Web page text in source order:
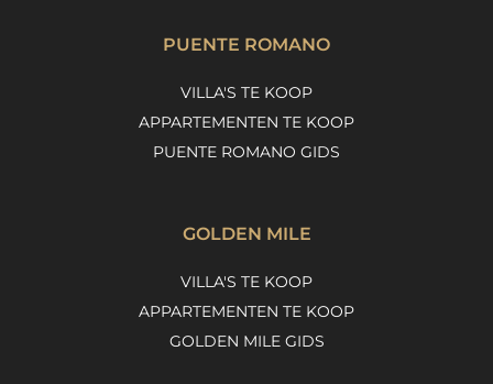
PUENTE ROMANO
VILLA'S TE KOOP
APPARTEMENTEN TE KOOP
PUENTE ROMANO GIDS
GOLDEN MILE
VILLA'S TE KOOP
APPARTEMENTEN TE KOOP
GOLDEN MILE GIDS